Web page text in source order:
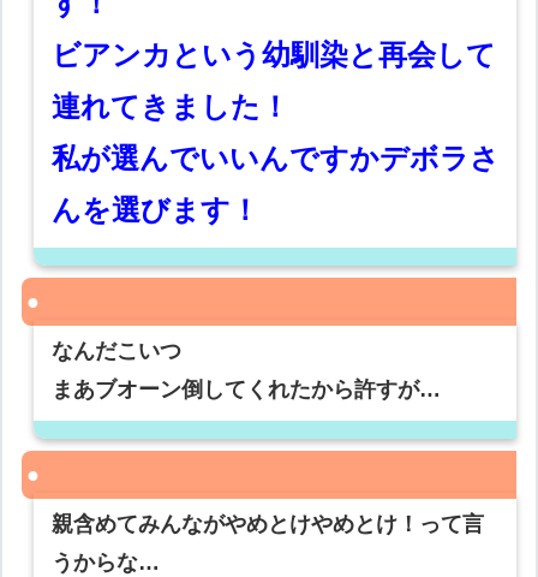
ビアンカという幼馴染と再会して
連れてきました！
私が選んでいいんですかデボラさ
んを選びます！
なんだこいつ
まあブオーン倒してくれたから許すが…
親含めてみんながやめとけやめとけ！って言
うからな…